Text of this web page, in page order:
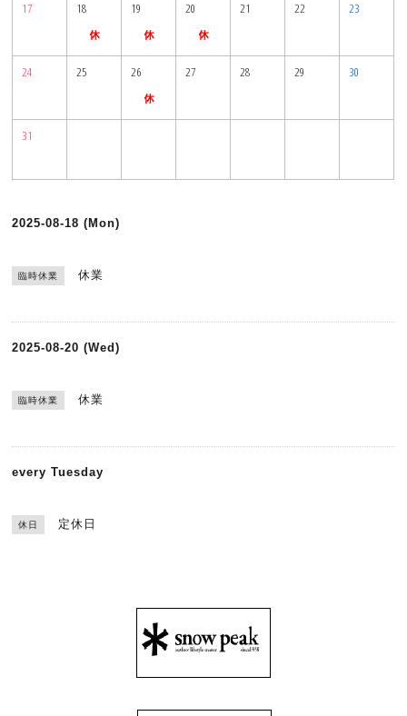
17 18 19 20 21 22 23
24 25 26 27 28 29 30
31
2025-08-18 (Mon)
臨時休業 休業
2025-08-20 (Wed)
臨時休業 休業
every Tuesday
休日 定休日